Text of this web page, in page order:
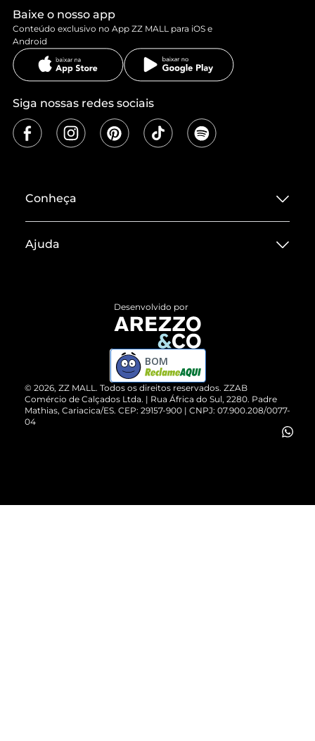
Baixe o nosso app
Conteúdo exclusivo no App ZZ MALL para iOS e
Android
Siga nossas redes sociais
Conheça
Termos de Uso
ZZ MALL é confiável
Cartão Presente
Vendas Corporativas
Ajuda
Devolução do Produto
Compre pelo WhatsApp
© 2026, ZZ MALL. Todos os direitos reservados. ZZAB
Comércio de Calçados Ltda. | Rua África do Sul, 2280. Padre
Mathias, Cariacica/ES. CEP: 29157-900 | CNPJ: 07.900.208/0077-
04
Desenvolvido por
BOM